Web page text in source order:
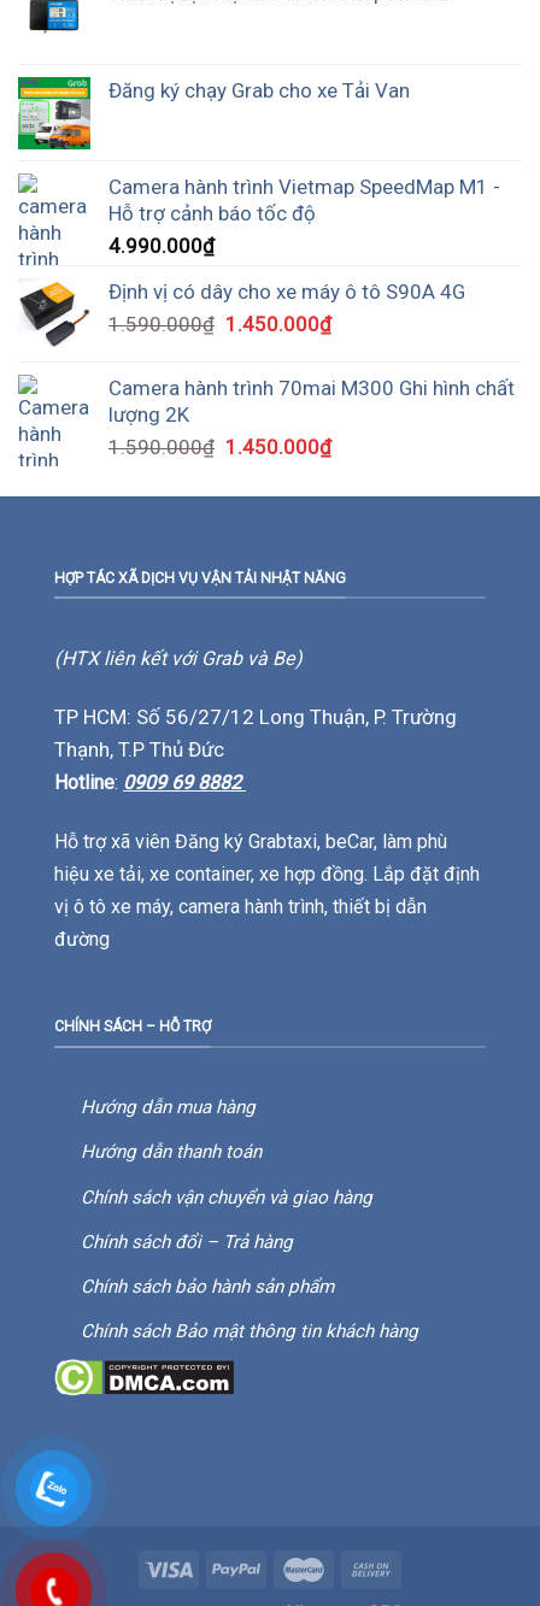
Đăng ký chạy Grab cho xe Tải Van
Camera hành trình Vietmap SpeedMap M1 -
Hỗ trợ cảnh báo tốc độ
4.990.000₫
Định vị có dây cho xe máy ô tô S90A 4G
1.590.000₫ 1.450.000₫
Camera hành trình 70mai M300 Ghi hình chất
lượng 2K
1.590.000₫ 1.450.000₫
HỢP TÁC XÃ DỊCH VỤ VẬN TẢI NHẬT NĂNG
(HTX liên kết với Grab và Be)
TP HCM: Số 56/27/12 Long Thuận, P. Trường
Thạnh, T.P Thủ Đức
Hotline: 0909 69 8882
Hỗ trợ xã viên Đăng ký Grabtaxi, beCar, làm phù
hiệu xe tải, xe container, xe hợp đồng. Lắp đặt định
vị ô tô xe máy, camera hành trình, thiết bị dẫn
đường
CHÍNH SÁCH – HỖ TRỢ
Hướng dẫn mua hàng
Hướng dẫn thanh toán
Chính sách vận chuyển và giao hàng
Chính sách đổi – Trả hàng
Chính sách bảo hành sản phẩm
Chính sách Bảo mật thông tin khách hàng